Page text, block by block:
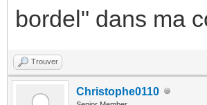
bordel" dans ma
Trouver
Christophe0110